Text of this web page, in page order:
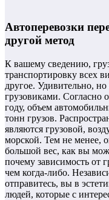
Автоперевозки
другой метод
К вашему сведению,
транспортировку всех
другое. Удивительно, но
грузовиками. Согласно
году, объем
тонн грузов.
являются грузовой,
морской. Тем не менее,
большой вес, как вы
почему зависимость от
чем когда-либо.
отправитесь, вы в
людей, которые с